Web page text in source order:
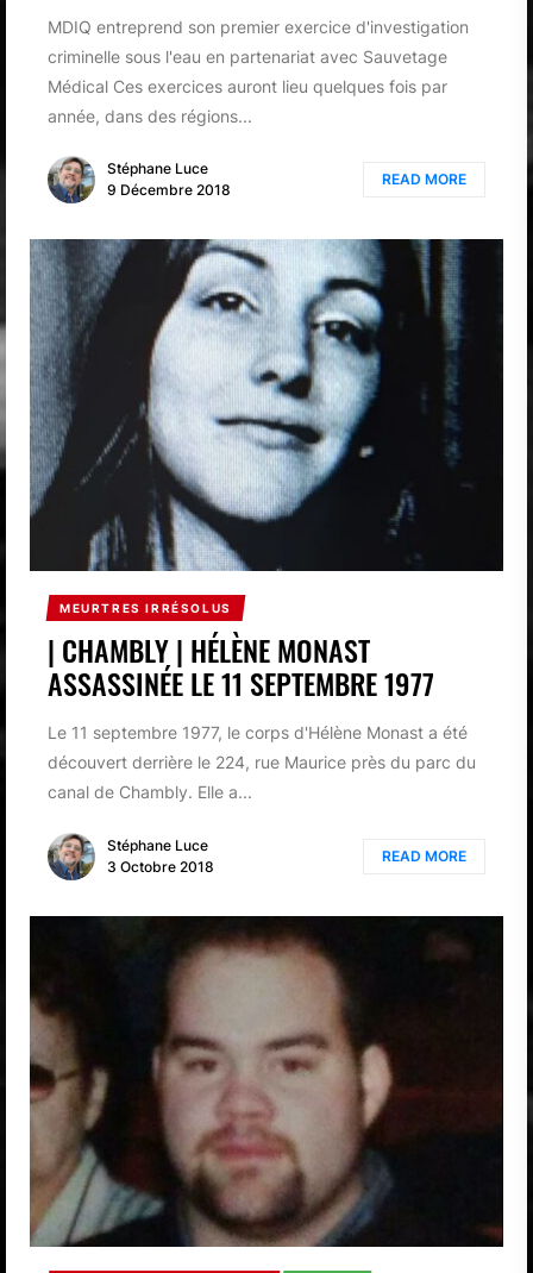
MDIQ entreprend son premier exercice d'investigation
criminelle sous l'eau en partenariat avec Sauvetage
Médical Ces exercices auront lieu quelques fois par
année, dans des régions...
Stéphane Luce
9 Décembre 2018
READ MORE
MEURTRES IRRÉSOLUS
| CHAMBLY | HÉLÈNE MONAST
ASSASSINÉE LE 11 SEPTEMBRE 1977
Le 11 septembre 1977, le corps d'Hélène Monast a été
découvert derrière le 224, rue Maurice près du parc du
canal de Chambly. Elle a...
Stéphane Luce
3 Octobre 2018
READ MORE